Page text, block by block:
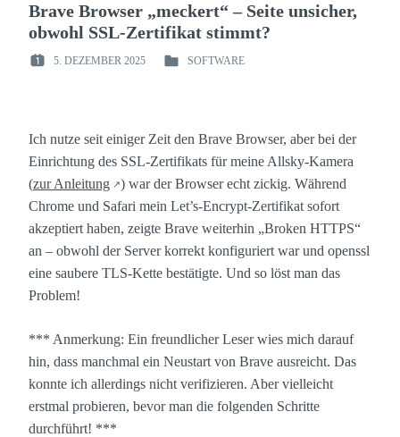
Brave Browser „meckert“ – Seite unsicher,
obwohl SSL-Zertifikat stimmt?
POSTED
5. DEZEMBER 2025
POSTED
SOFTWARE
Ich nutze seit einiger Zeit den Brave Browser, aber bei der
Einrichtung des SSL-Zertifikats für meine Allsky-Kamera
(zur Anleitung
) war der Browser echt zickig. Während
Chrome und Safari mein Let’s-Encrypt-Zertifikat sofort
akzeptiert haben, zeigte Brave weiterhin „Broken HTTPS“
an – obwohl der Server korrekt konfiguriert war und openssl
eine saubere TLS-Kette bestätigte. Und so löst man das
Problem!
*** Anmerkung: Ein freundlicher Leser wies mich darauf
hin, dass manchmal ein Neustart von Brave ausreicht. Das
konnte ich allerdings nicht verifizieren. Aber vielleicht
erstmal probieren, bevor man die folgenden Schritte
durchführt! ***